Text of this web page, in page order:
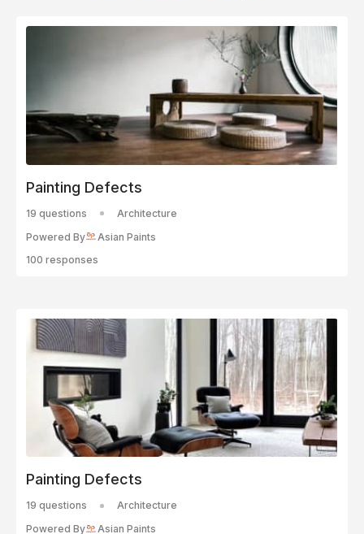
Painting Defects
19 questions
Architecture
Powered By
Asian Paints
100 responses
Painting Defects
19 questions
Architecture
Powered By
Asian Paints